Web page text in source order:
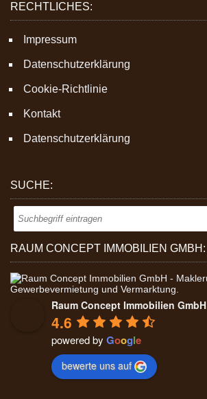
RECHTLICHES:
Impressum
Datenschutzerklärung
Cookie-Richtlinie
Kontakt
Datenschutzerklärung
SUCHE:
RAUM CONCEPT IMMOBILIEN GMBH:
Raum Concept Immobilien GmbH
4.6
powered by Google
bewerte uns auf